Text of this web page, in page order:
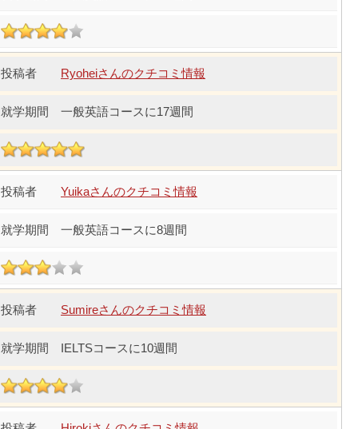
Ryoheiさんのクチコミ情報
一般英語コースに17週間
Yuikaさんのクチコミ情報
一般英語コースに8週間
Sumireさんのクチコミ情報
IELTSコースに10週間